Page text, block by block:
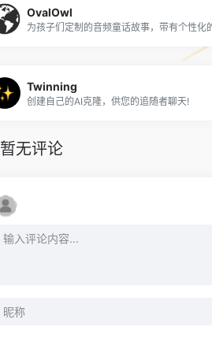
OvalOwl
Twinning
创建自己的AI克隆，供您的追随者聊天!
暂无评论